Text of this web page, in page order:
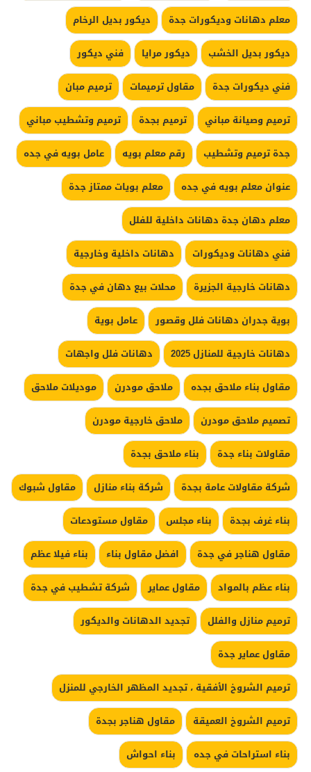
معلم دهانات وديكورات جدة
ديكور بديل الرخام
ديكور بديل الخشب
ديكور مرايا
فني ديكور
فني ديكورات جدة
مقاول ترميمات
ترميم مبان
ترميم وصيانة مباني
ترميم بجدة
ترميم وتشطيب مباني
جدة ترميم وتشطيب
رقم معلم بويه
عامل بويه في جده
عنوان معلم بويه في جده
معلم بويات ممتاز جدة
معلم دهان جدة دهانات داخلية للفلل
فني دهانات وديكورات
دهانات داخلية وخارجية
دهانات خارجية الجزيرة
محلات بيع دهان في جدة
بوية جدران دهانات فلل وقصور
عامل بوية
دهانات خارجية للمنازل 2025
دهانات فلل واجهات
مقاول بناء ملاحق بجده
ملاحق مودرن
موديلات ملاحق
تصميم ملاحق مودرن
ملاحق خارجية مودرن
مقاولات بناء جدة
بناء ملاحق بجدة
شركة مقاولات عامة بجدة
شركة بناء منازل
مقاول شبوك
بناء غرف بجدة
بناء مجلس
مقاول مستودعات
مقاول هناجر في جدة
افضل مقاول بناء
بناء فيلا عظم
بناء عظم بالمواد
مقاول عماير
شركة تشطيب في جدة
ترميم منازل والفلل
تجديد الدهانات والديكور
مقاول عماير جدة
ترميم الشروخ الأفقية ، تجديد المظهر الخارجي للمنزل
ترميم الشروخ العميقة
مقاول هناجر بجدة
بناء استراحات في جده
بناء احواش